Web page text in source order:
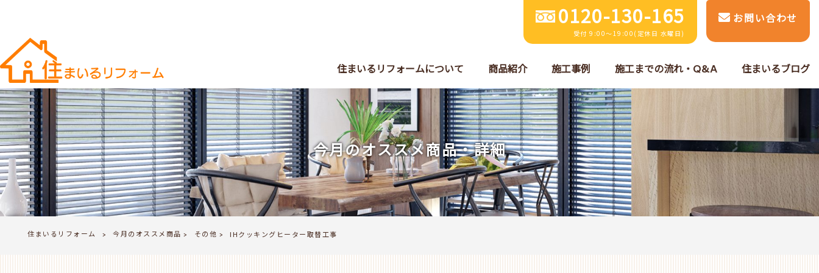
0120-130-165
受付 9:00～19:00(定休日 水曜日)
お問い合わせ
住まいるリフォームについて 商品紹介 施工事例 施工までの流れ・Q&A 住まいるブログ
今月のオススメ商品・詳細
住まいるリフォーム > 今月のオススメ商品 > その他 > IHクッキングヒーター取替工事